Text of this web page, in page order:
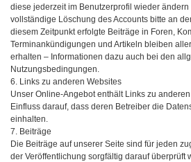
diese jederzeit im Benutzerprofil wieder
vollständige Löschung des Accounts bitte an
diesem Zeitpunkt erfolgte Beiträge in Foren,
Terminankündigungen und Artikeln bleiben
erhalten – Informationen dazu auch bei den
Nutzungsbedingungen.
6. Links zu anderen Websites
Unser Online-Angebot enthält Links zu
Einfluss darauf, dass deren Betreiber die
einhalten.
7. Beiträge
Die Beiträge auf unserer Seite sind für jeden
der Veröffentlichung sorgfältig darauf überprüft